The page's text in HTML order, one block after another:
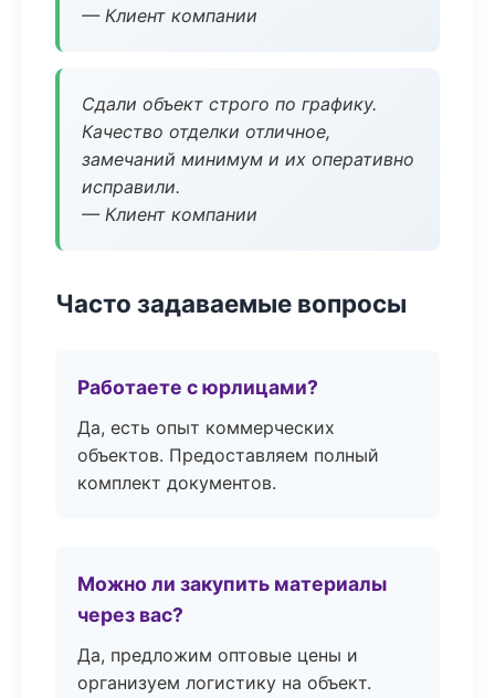
— Клиент компании
Сдали объект строго по графику.
Качество отделки отличное,
замечаний минимум и их оперативно
исправили.
— Клиент компании
Часто задаваемые вопросы
Работаете с юрлицами?
Да, есть опыт коммерческих
объектов. Предоставляем полный
комплект документов.
Можно ли закупить материалы
через вас?
Да, предложим оптовые цены и
организуем логистику на объект.